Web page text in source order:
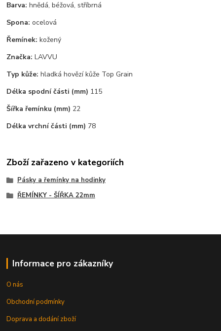
Barva: hnědá, béžová, stříbrná
Spona: ocelová
Řemínek: kožený
Značka: LAVVU
Typ kůže: hladká hovězí kůže Top Grain
Délka spodní části (mm) 115
Šířka řemínku (mm) 22
Délka vrchní části (mm) 78
Zboží zařazeno v kategoriích
Pásky a řemínky na hodinky
ŘEMÍNKY - ŠÍŘKA 22mm
Informace pro zákazníky
O nás
Obchodní podmínky
Doprava a dodání zboží